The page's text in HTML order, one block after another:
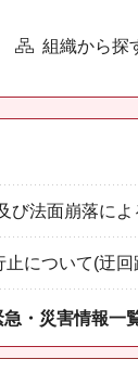
組織から探
び法面崩落に
について(迂回
急・災害情報一